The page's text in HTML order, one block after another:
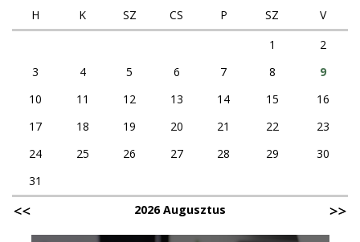
H
K SZ CS P SZ
V
1
2
3
4 5 6 7 8
9
10
11 12 13 14 15
16
17
18 19 20 21 22
23
24
25 26 27 28 29
30
31
2026 Augusztus